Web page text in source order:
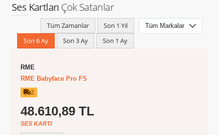
Ses Kartları Çok Satanlar
Tüm Zamanlar
Son 1 Yıl
Son 6 Ay
Son 3 Ay Son 1 Ay
RME
RME Babyface Pro FS
2
48.610,89 TL
SES KARTI